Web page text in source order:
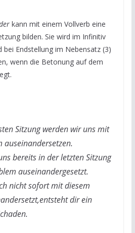
kann mit einem Vollverb eine
bilden. Sie wird im Infinitiv
bei Endstellung im Nebensatz (3)
wenn die Betonung auf dem
Sitzung werden wir uns mit
auseinandersetzen.
bereits in der letzten Sitzung
auseinandergesetzt.
nicht sofort mit diesem
dir ein